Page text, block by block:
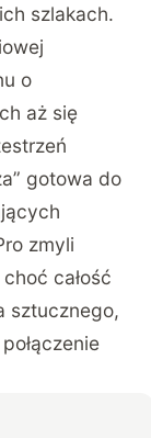
szlakach.
o
aż się
gotowa do
zmyli
całość
sztucznego,